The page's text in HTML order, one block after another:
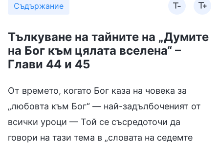
Съдържание
Тълкуване на тайните на „Думите
на Бог към цялата вселена“ –
Глави 44 и 45
От времето, когато Бог каза на човека за
„любовта към Бог“ — най-задълбоченият от
всички уроци — Той се съсредоточи да
говори на тази тема в „словата на седемте